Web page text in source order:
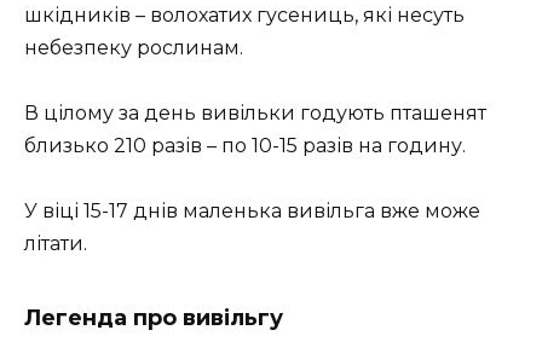
шкідників – волохатих гусениць, які несуть
небезпеку рослинам.
В цілому за день вивільки годують пташенят
близько 210 разів – по 10-15 разів на годину.
У віці 15-17 днів маленька вивільга вже може
літати.
Легенда про вивільгу